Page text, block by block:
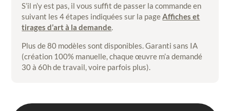
S’il n’y est pas, il vous suffit de passer la commande en
suivant les 4 étapes indiquées sur la pageAffiches et
tirages d’art à la demande.
Plus de 80 modèles sont disponibles. Garanti sans IA
(création 100% manuelle, chaque œuvre m’a demandé
30 à 60h de travail, voire parfois plus).